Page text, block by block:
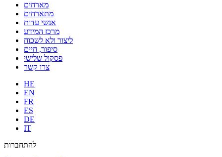
מארחים
מתארחים
אנשי עדות
מרכז המידע
ליצור ולא לשכוח
סיפור, חיים
פסקול שלישי
צרו קשר
HE
EN
FR
ES
DE
IT
להתחברות